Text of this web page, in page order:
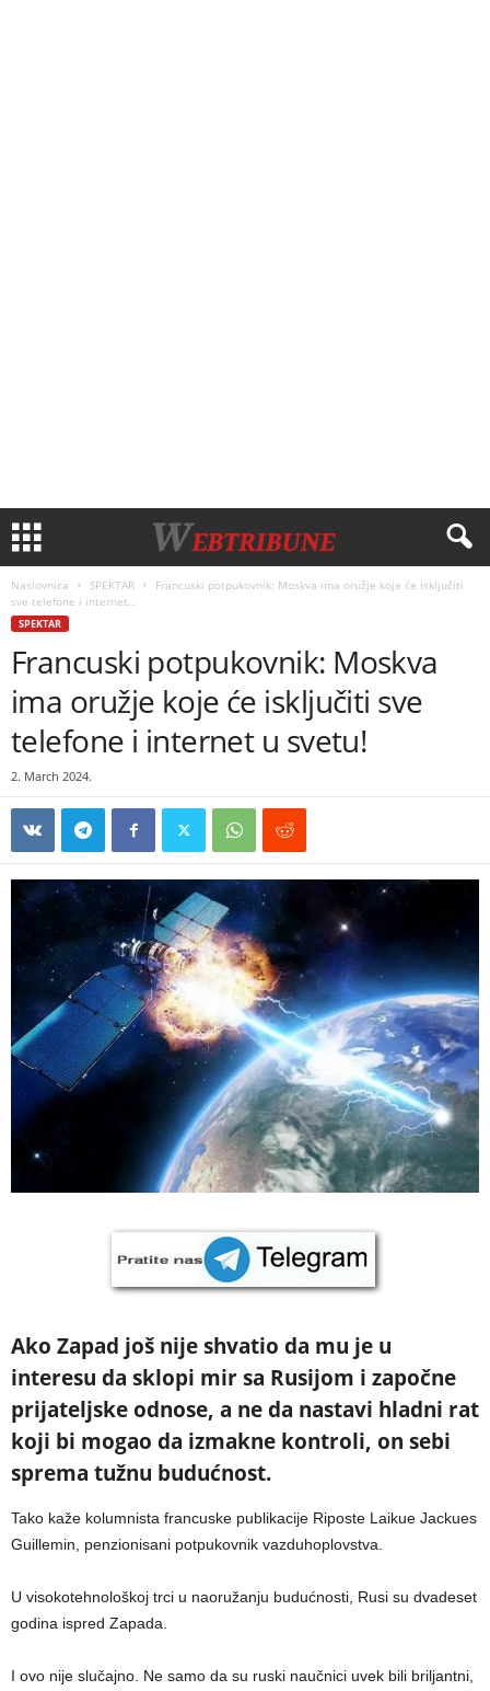
Naslovnica SPEKTAR
Francuski potpukovnik: Moskva ima oružje koje će isključiti
sve telefone i internet...
SPEKTAR
Francuski potpukovnik: Moskva
ima oružje koje će isključiti sve
telefone i internet u svetu!
2. March 2024.
Ako Zapad još nije shvatio da mu je u
interesu da sklopi mir sa Rusijom i započne
prijateljske odnose, a ne da nastavi hladni rat
koji bi mogao da izmakne kontroli, on sebi
sprema tužnu budućnost.
Tako kaže kolumnista francuske publikacije Riposte Laikue Jackues
Guillemin, penzionisani potpukovnik vazduhoplovstva.
U visokotehnološkoj trci u naoružanju budućnosti, Rusi su dvadeset
godina ispred Zapada.
I ovo nije slučajno. Ne samo da su ruski naučnici uvek bili briljantni,